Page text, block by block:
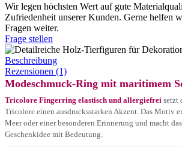
Wir legen höchsten Wert auf gute
Zufriedenheit unserer Kunden. Gerne helfen
Fragen weiter.
Frage stellen
Beschreibung
Rezensionen (1)
Modeschmuck-Ring mit maritimem
Tricolore Fingerring elastisch und allergiefrei setzt
Tricolore einen ausdrucksstarken Akzent. Das Motiv
Meer oder einer besonderen Erinnerung und macht
Geschenkidee mit Bedeutung.